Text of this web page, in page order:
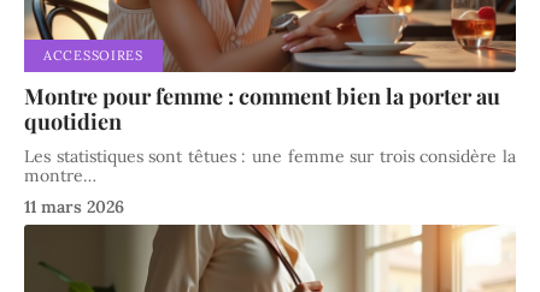
ACCESSOIRES
Montre pour femme : comment bien la porter au
quotidien
Les statistiques sont têtues : une femme sur trois considère la
montre…
11 mars 2026